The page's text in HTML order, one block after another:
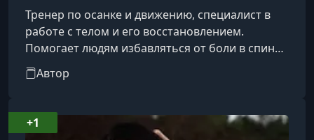
Тренер по осанке и движению, специалист в
работе с телом и его восстановлением.
Помогает людям избавляться от боли в спине,
улучшать подвижность и формировать
здоровую, красивую осанку. Убеждён, что
каждого — и делится с учениками
эффективными методами и опытом, чтобы это
Автор
+1